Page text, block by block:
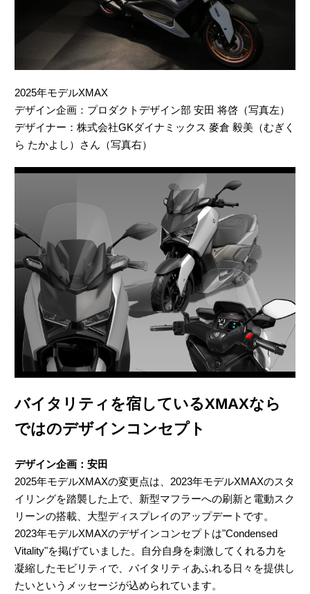
2025年モデルXMAX
デザイン企画：プロダクトデザイン部 安田 将啓（写真左）
デザイナー：株式会社GKダイナミックス 麥倉 毅美（むぎく
ら たかよし）さん（写真右）
バイタリティを宿しているXMAXなら
ではのデザインコンセプト
デザイン企画：安田
2025年モデルXMAXの変更点は、2023年モデルXMAXのスタ
イリングを踏襲した上で、新型マフラーへの刷新と電動スク
リーンの搭載、大型ディスプレイのアップデートです。
2023年モデルXMAXのデザインコンセプトは"Condensed
Vitality"を掲げていました。自分自身を刺激してくれる力を
凝縮したモビリティで、バイタリティあふれる日々を提供し
たいというメッセージが込められています。